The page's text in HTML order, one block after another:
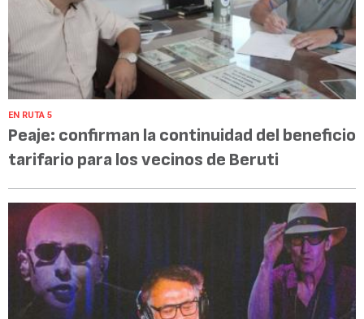
EN RUTA 5
Peaje: confirman la continuidad del beneficio
tarifario para los vecinos de Beruti